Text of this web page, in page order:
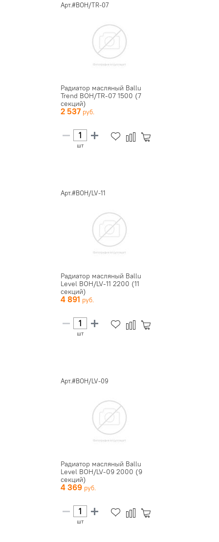
Арт.#BOH/TR-07
Радиатор масляный Ballu
Trend BOH/TR-07 1500 (7
секций)
2 537
шт
Арт.#BOH/LV-11
Радиатор масляный Ballu
Level BOH/LV-11 2200 (11
секций)
4 891
шт
Арт.#BOH/LV-09
Радиатор масляный Ballu
Level BOH/LV-09 2000 (9
секций)
4 369
шт